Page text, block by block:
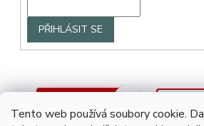
Tento web používá soubory cookie.
PŘIHLÁSIT SE